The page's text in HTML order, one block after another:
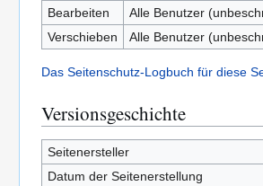
Bearbeiten
Alle Benutzer
Verschieben
Alle Benutzer
Das Seitenschutz-Logbuch für diese
Versionsgeschichte
Seitenersteller
Datum der Seitenerstellung